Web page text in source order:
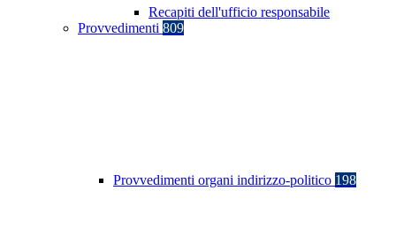
Recapiti dell'ufficio responsabile
Provvedimenti 809
Provvedimenti organi indirizzo-politico 198